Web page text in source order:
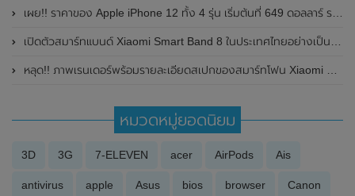
เผย!! ราคาของ Apple iPhone 12 ทั้ง 4 รุ่น เริ่มต้นที่ 649 ดอลลาร์ ราวๆ 20,500 บาท
เปิดตัวสมาร์ทแบนด์ Xiaomi Smart Band 8 ในประเทศไทยอย่างเป็นทางการแล้ว ในราคาเพียง 1,490 บาทเท่านั้น
หลุด!! ภาพเรนเดอร์พร้อมรายละเอียดสเปกของสมาร์ทโฟน Xiaomi 12 Lite รุ่นเล็กแบบจัดเต็ม
หมวดหมู่ยอดนิยม
3D 3G 7-ELEVEN acer AirPods Ais
antivirus apple Asus bios browser Canon